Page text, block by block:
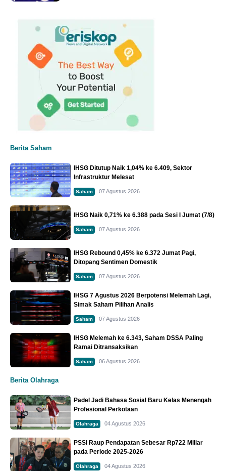
Berita Saham
IHSG Ditutup Naik 1,04% ke 6.409, Sektor
Infrastruktur Melesat
Saham 07 Agustus 2026
IHSG Naik 0,71% ke 6.388 pada Sesi I Jumat (7/8)
Saham 07 Agustus 2026
IHSG Rebound 0,45% ke 6.372 Jumat Pagi,
Ditopang Sentimen Domestik
Saham 07 Agustus 2026
IHSG 7 Agustus 2026 Berpotensi Melemah Lagi,
Simak Saham Pilihan Analis
Saham 07 Agustus 2026
IHSG Melemah ke 6.343, Saham DSSA Paling
Ramai Ditransaksikan
Saham 06 Agustus 2026
Berita Olahraga
Padel Jadi Bahasa Sosial Baru Kelas Menengah
Profesional Perkotaan
Olahraga 04 Agustus 2026
PSSI Raup Pendapatan Sebesar Rp722 Miliar
pada Periode 2025-2026
Olahraga 04 Agustus 2026